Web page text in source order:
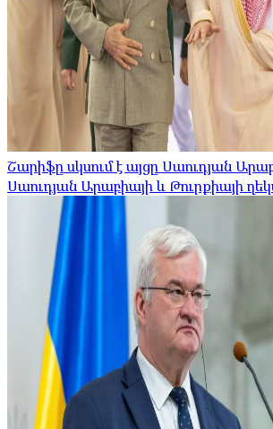
Շարիֆը սկսում է այցը Սաուդյան
Սաուդյան Արաբիայի և Թուրքիայի